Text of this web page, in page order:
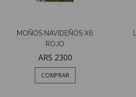
MOÑOS NAVIDEÑOS X6
ROJO
ARS 2300
COMPRAR